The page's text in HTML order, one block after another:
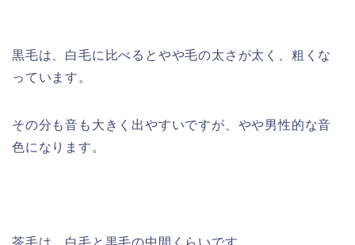
黒毛は、白毛に比べるとやや毛の太さが太く、粗くな
っています。
その分も音も大きく出やすいですが、やや男性的な音
色になります。
茶毛は、白毛と黒毛の中間くらいです。